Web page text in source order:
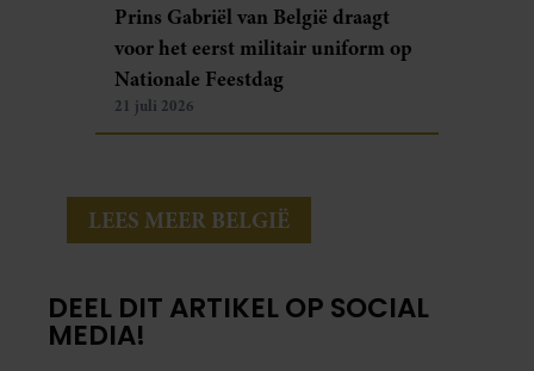
Prins Gabriël van België draagt
voor het eerst militair uniform op
Nationale Feestdag
21 juli 2026
LEES MEER BELGIË
DEEL DIT ARTIKEL OP SOCIAL
MEDIA!